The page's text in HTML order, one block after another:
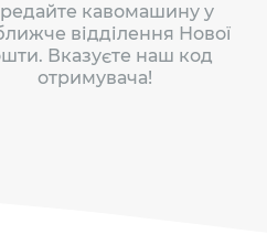
кавомашину у
відділення Нової
Вказуєте наш код
отримувача!